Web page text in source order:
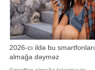
2026-cı ildə bu smartfonları
almağa dəyməz